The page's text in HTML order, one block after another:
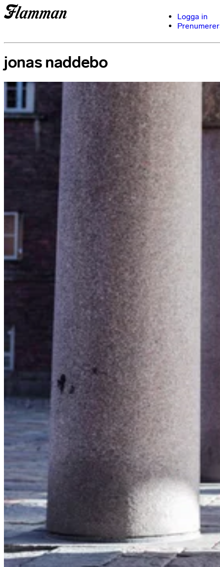
Logga in
jonas naddebo